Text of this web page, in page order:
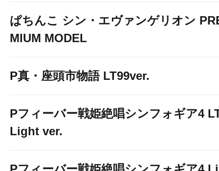
ぱちんこ シン・エヴァンゲリオン
MIUM MODEL
P真・座頭市物語 LT99ver.
Pフィーバー戦姫絶唱シンフォギア4
Light ver.